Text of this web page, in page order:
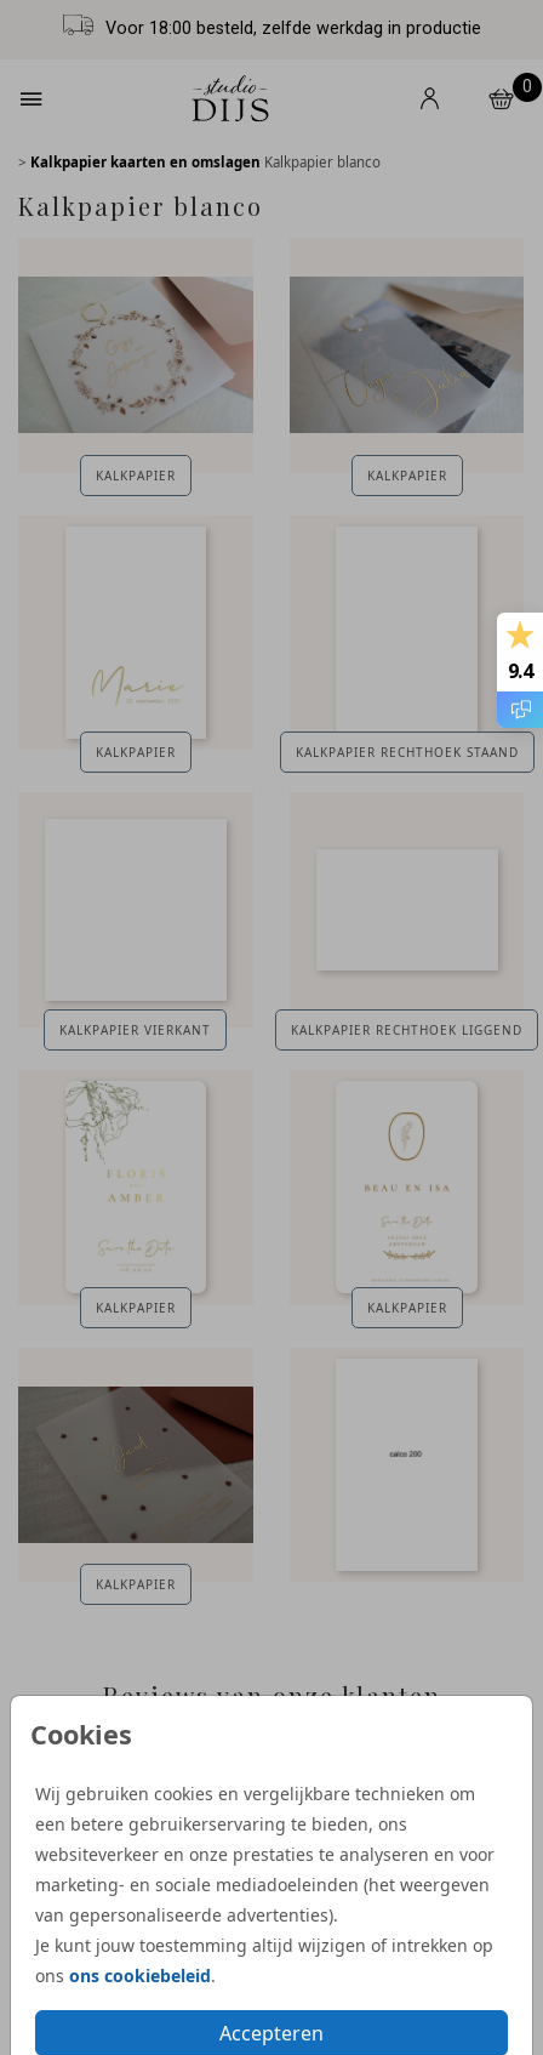
Voor 18:00 besteld, zelfde werkdag in productie
0
Cookies
Wij gebruiken cookies en vergelijkbare technieken om
een betere gebruikerservaring te bieden, ons
websiteverkeer en onze prestaties te analyseren en voor
marketing- en sociale mediadoeleinden (het weergeven
van gepersonaliseerde advertenties).
Je kunt jouw toestemming altijd wijzigen of intrekken op
ons ons cookiebeleid.
Accepteren
> Kalkpapier kaarten en omslagen Kalkpapier blanco
Kalkpapier blanco
KALKPAPIER KALKPAPIER
KALKPAPIER KALKPAPIER RECHTHOEK STAAND
KALKPAPIER VIERKANT KALKPAPIER RECHTHOEK LIGGEND
KALKPAPIER KALKPAPIER
KALKPAPIER
9.4
Reviews van onze klanten
“Wij zijn heel tevreden met de service van
Studio Dijs. We waren op zoek naar een
iets bijzonderder kaartje, en bij Studio Dijs
vonden we precies wat we zochten. Zowel
de proefdruk als de daadwerkelijke
geboortekaartjes waren snel geleverd.”
- Kelly